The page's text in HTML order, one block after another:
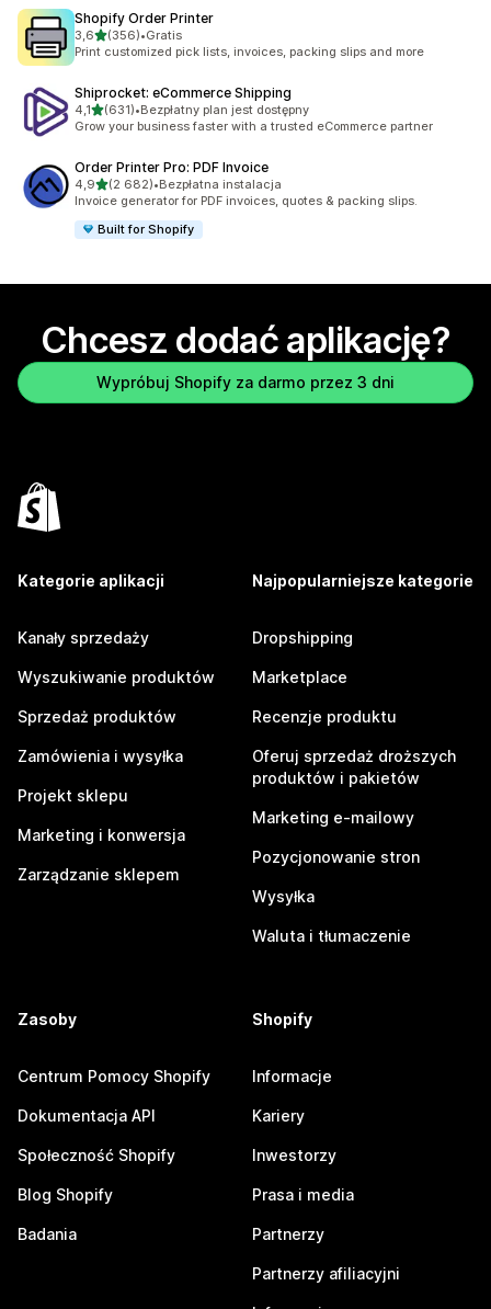
Shopify Order Printer
3,6na 5 gwiazdek
(356)
Łączna liczba recenzji: 356
•Gratis
Print customized pick lists, invoices, packing slips and more
Shiprocket: eCommerce Shipping
4,1na 5 gwiazdek
(631)
Łączna liczba recenzji: 631
•Bezpłatny plan jest dostępny
Grow your business faster with a trusted eCommerce partner
Order Printer Pro: PDF Invoice
4,9na 5 gwiazdek
(2 682)
Łączna liczba recenzji: 2682
•Bezpłatna instalacja
Invoice generator for PDF invoices, quotes & packing slips.
Built for Shopify
Chcesz dodać aplikację?
Wypróbuj Shopify za darmo przez 3 dni
Kategorie aplikacji
Kanały sprzedaży
Wyszukiwanie produktów
Sprzedaż produktów
Zamówienia i wysyłka
Projekt sklepu
Marketing i konwersja
Zarządzanie sklepem
Najpopularniejsze kategorie
Dropshipping
Marketplace
Recenzje produktu
Oferuj sprzedaż droższych
produktów i pakietów
Marketing e-mailowy
Pozycjonowanie stron
Wysyłka
Waluta i tłumaczenie
Zasoby
Centrum Pomocy Shopify
Dokumentacja API
Społeczność Shopify
Blog Shopify
Badania
Shopify
Informacje
Kariery
Inwestorzy
Prasa i media
Partnerzy
Partnerzy afiliacyjni